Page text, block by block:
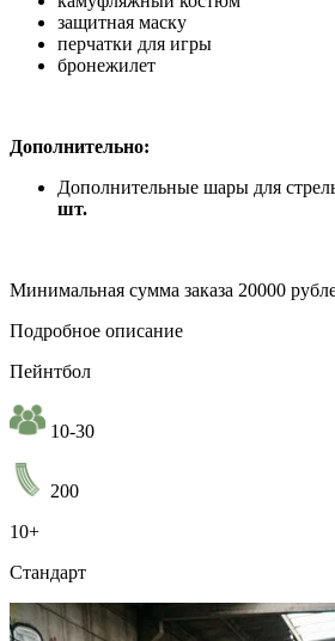
защитная маску
перчатки для игры
бронежилет
Дополнительно:
Дополнительные шары для
шт.
Минимальная сумма заказа 20000
Подробное описание
Пейнтбол
10-30
200
10+
Стандарт